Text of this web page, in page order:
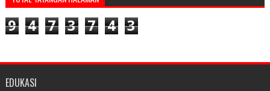
9 4 7 3 7 4 3
EDUKASI